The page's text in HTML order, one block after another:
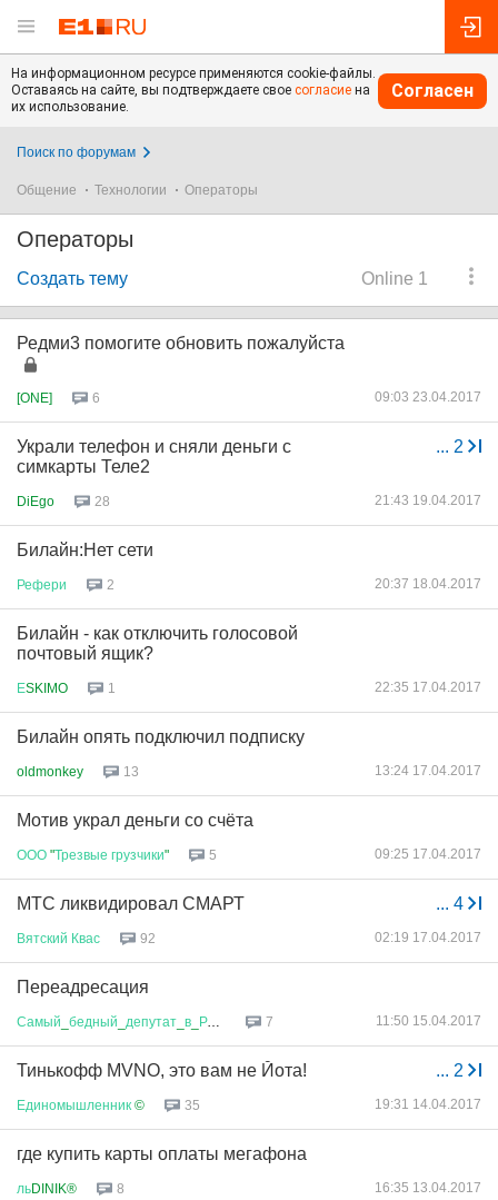
На информационном ресурсе применяются cookie-файлы.
Оставаясь на сайте, вы подтверждаете свое согласие на
их использование.
Согласен
Поиск по форумам
Общение Технологии Операторы
Операторы
Online 1
Создать тему
Редми3 помогите обновить пожалуйста
[ONE] 6 09:03 23.04.2017
... 2
Украли телефон и сняли деньги с
симкарты Теле2
DiEgo 28 21:43 19.04.2017
Билайн:Нет сети
Рефери 2 20:37 18.04.2017
Билайн - как отключить голосовой
почтовый ящик?
ЕSKIMO 1 22:35 17.04.2017
Билайн опять подключил подписку
oldmonkey 13 13:24 17.04.2017
Мотив украл деньги со счёта
ООО "Трезвые грузчики" 5 09:25 17.04.2017
... 4
МТС ликвидировал СМАРТ
Вятский Квас 92 02:19 17.04.2017
Переадресация
Самый бедный депутат в России 7 11:50 15.04.2017
... 2
Тинькофф MVNO, это вам не Йота!
Единомышленник © 35 19:31 14.04.2017
где купить карты оплаты мегафона
льDINIK® 8 16:35 13.04.2017